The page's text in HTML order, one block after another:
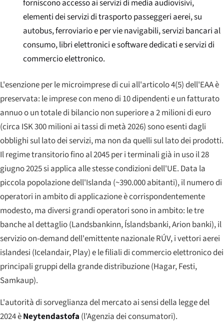
forniscono accesso ai servizi di media audiovisivi,
elementi dei servizi di trasporto passeggeri aerei, su
autobus, ferroviario e per vie navigabili, servizi bancari al
consumo, libri elettronici e software dedicati e servizi di
commercio elettronico.
L'esenzione per le microimprese di cui all'articolo 4(5) dell'EAA è
preservata: le imprese con meno di 10 dipendenti e un fatturato
annuo o un totale di bilancio non superiore a 2 milioni di euro
(circa ISK 300 milioni ai tassi di metà 2026) sono esenti dagli
obblighi sul lato dei servizi, ma non da quelli sul lato dei prodotti.
Il regime transitorio fino al 2045 per i terminali già in uso il 28
giugno 2025 si applica alle stesse condizioni dell'UE. Data la
piccola popolazione dell'Islanda (~390.000 abitanti), il numero di
operatori in ambito di applicazione è corrispondentemente
modesto, ma diversi grandi operatori sono in ambito: le tre
banche al dettaglio (Landsbankinn, Íslandsbanki, Arion banki), il
servizio on-demand dell'emittente nazionale RÚV, i vettori aerei
islandesi (Icelandair, Play) e le filiali di commercio elettronico dei
principali gruppi della grande distribuzione (Hagar, Festi,
Samkaup).
L'autorità di sorveglianza del mercato ai sensi della legge del
2024 èNeytendastofa (l'Agenzia dei consumatori).